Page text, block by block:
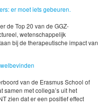
er moet iets gebeuren.
de Top 20 van de GGZ-
wetenschappelijk
bij de therapeutische impact van
van de Erasmus School of
samen met collega’s uit het
zien dat er een positief effect